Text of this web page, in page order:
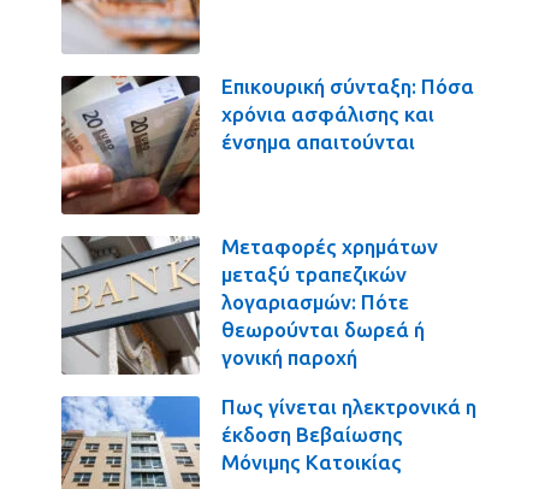
Επικουρική σύνταξη: Πόσα
χρόνια ασφάλισης και
ένσημα απαιτούνται
Μεταφορές χρημάτων
μεταξύ τραπεζικών
λογαριασμών: Πότε
θεωρούνται δωρεά ή
γονική παροχή
Πως γίνεται ηλεκτρονικά η
έκδοση Βεβαίωσης
Μόνιμης Κατοικίας